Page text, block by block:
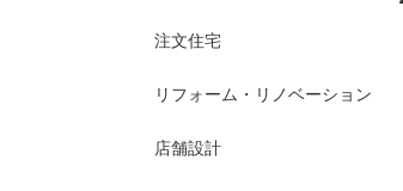
注文住宅
リフォーム・リノベーション
店舗設計